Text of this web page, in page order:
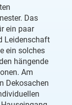
Das
ein paar
Leidenschaft
ein solches
hängende
Am
Dekosachen